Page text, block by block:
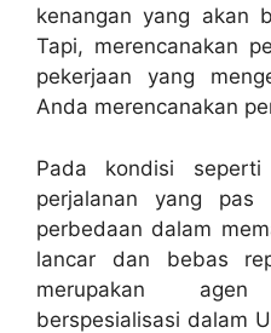
kenangan yang akan
Tapi, merencanakan
pekerjaan yang
Anda merencanakan
Pada kondisi
perjalanan yang pas
perbedaan dalam
lancar dan bebas
merupakan
berspesialisasi dalam